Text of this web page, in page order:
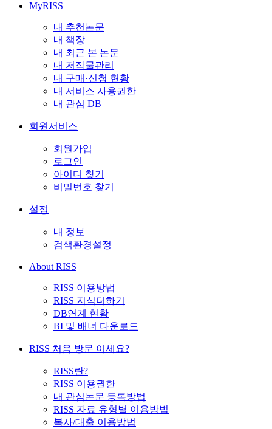
MyRISS
내 추천논문
내 책장
내 최근 본 논문
내 저작물관리
내 구매·신청 현황
내 서비스 사용권한
내 관심 DB
회원서비스
회원가입
로그인
아이디 찾기
비밀번호 찾기
설정
내 정보
검색환경설정
About RISS
RISS 이용방법
RISS 지식더하기
DB연계 현황
BI 및 배너 다운로드
RISS 처음 방문 이세요?
RISS란?
RISS 이용권한
내 관심논문 등록방법
RISS 자료 유형별 이용방법
복사/대출 이용방법